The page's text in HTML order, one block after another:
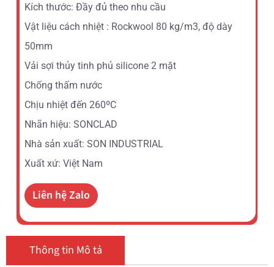
Kích thước: Đầy đủ theo nhu cầu
Vật liệu cách nhiệt : Rockwool 80 kg/m3, độ dày
50mm
Vải sợi thủy tinh phủ silicone 2 mặt
Chống thấm nước
Chịu nhiệt đến 260ºC
Nhãn hiệu: SONCLAD
Nhà sản xuất: SON INDUSTRIAL
Xuất xứ: Việt Nam
Liên hệ Zalo
Thông tin Mô tả